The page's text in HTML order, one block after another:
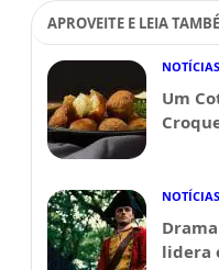
APROVEITE E LEIA
NOTÍCIAS
Um
NOTÍCIAS
lidera